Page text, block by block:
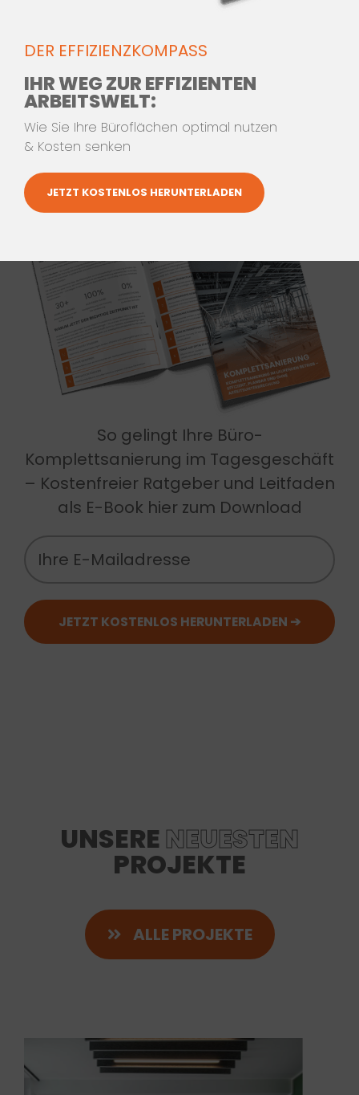
moderne Arbeitswelten, die Talente
Nachhaltigkeit:
Konzepte senken langfristig Ihre
Betriebskosten
So gelingt Ihre Büro-
Komplettsanierung im Tagesgeschäft
– Kostenfreier Ratgeber und Leitfaden
als E-Book hier zum Download
UNSERE NEUESTEN
PROJEKTE
ALLE PROJEKTE
DER EFFIZIENZKOMPASS
IHR WEG ZUR EFFIZIENTEN
ARBEITSWELT:
Wie Sie Ihre Büroflächen optimal nutzen
& Kosten senken
JETZT KOSTENLOS HERUNTERLADEN